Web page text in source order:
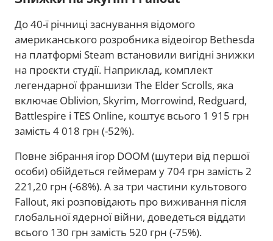
До 40-ї річниці заснування відомого
американського розробника відеоігор Bethesda
на платформі Steam встановили вигідні знижки
на проєкти студії. Наприклад, комплект
легендарної франшизи The Elder Scrolls, яка
включає Oblivion, Skyrim, Morrowind, Redguard,
Battlespire і TES Online, коштує всього 1 915 грн
замість 4 018 грн (-52%).
Повне зібрання ігор DOOM (шутери від першої
особи) обійдеться геймерам у 704 грн замість 2
221,20 грн (-68%). А за три частини культового
Fallout, які розповідають про виживання після
глобальної ядерної війни, доведеться віддати
всього 130 грн замість 520 грн (-75%).